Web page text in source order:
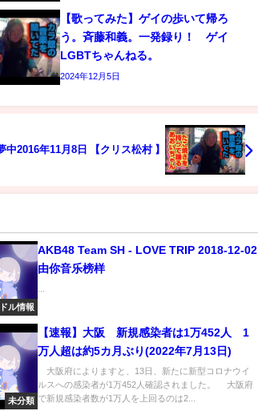
【歌ってみた】ゲイの歩いて帰ろ
う。斉藤和義。一発録り！ ゲイ
LGBTちゃんねる。
2024年12月5日
中2016年11月8日 【クリス松村 】
ル情報
AKB48 Team SH - LOVE TRIP 2018-12-02
由你音乐榜样
未分類
【速報】大阪 新規感染者は1万452人 1
万人超は約5カ月ぶり(2022年7月13日)
大阪府によりますと、13日、新たに新型コロナウイ
ルスへの感染者が1万452人確認されました。 大阪府
で新規感染者数が1万人を上回るのは2...